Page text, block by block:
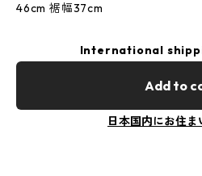
46cm 裾幅37cm
International
Add to
日本国内にお住ま